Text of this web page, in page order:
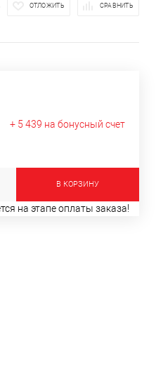
ОТЛОЖИТЬ СРАВНИТЬ
+ 5 439 на бонусный счет
В КОРЗИНУ
на этапе оплаты заказа!